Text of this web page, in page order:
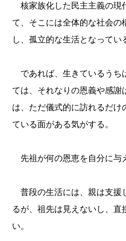
核家族化した民主主義の現
て、そこには全体的な社会の
し、孤立的な生活となってい
であれば、生きているうち
ては、それなりの恩義や感謝
は、ただ儀式的に訪れるだけ
ている面がある気がする。
先祖が何の恩恵を自分に与
普段の生活には、親は支援
るが、祖先は見えないし、直
い。